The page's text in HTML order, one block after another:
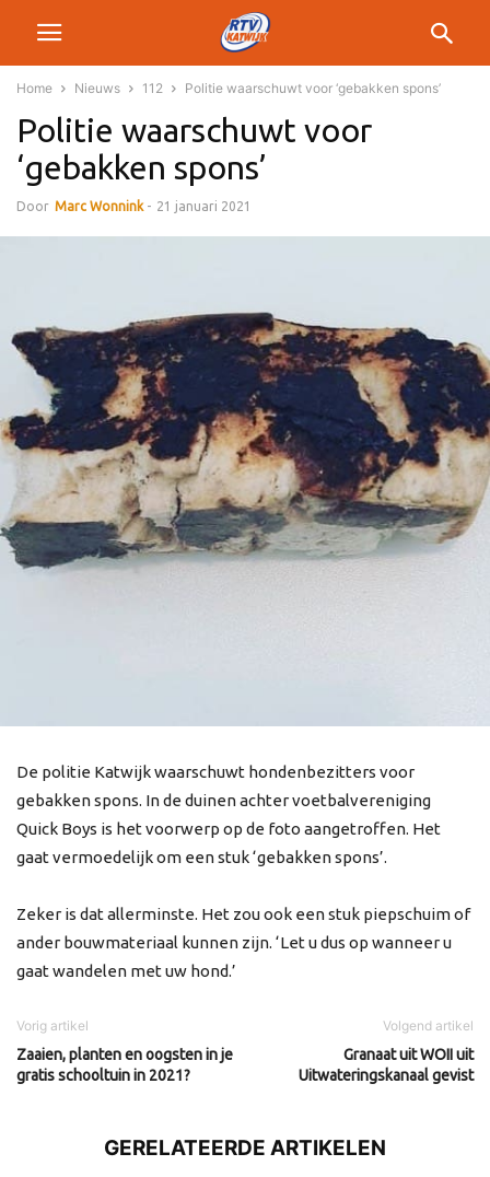
Home Nieuws 112 Politie waarschuwt voor ‘gebakken spons’
Politie waarschuwt voor
‘gebakken spons’
Door Marc Wonnink - 21 januari 2021
De politie Katwijk waarschuwt hondenbezitters voor
gebakken spons. In de duinen achter voetbalvereniging
Quick Boys is het voorwerp op de foto aangetroffen. Het
gaat vermoedelijk om een stuk ‘gebakken spons’.
Zeker is dat allerminste. Het zou ook een stuk piepschuim of
ander bouwmateriaal kunnen zijn. ‘Let u dus op wanneer u
gaat wandelen met uw hond.’
Vorig artikel
Zaaien, planten en oogsten in je
gratis schooltuin in 2021?
Volgend artikel
Granaat uit WOII uit
Uitwateringskanaal gevist
GERELATEERDE ARTIKELEN